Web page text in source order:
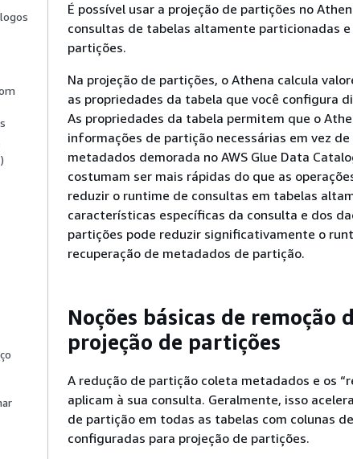
É possível usar a projeção de partições no
consultas de tabelas altamente particionadas
partições.
Na projeção de partições, o Athena calcula
as propriedades da tabela que você configura
As propriedades da tabela permitem que o
informações de partição necessárias em vez
metadados demorada no AWS Glue Data
costumam ser mais rápidas do que as
reduzir o runtime de consultas em tabelas
características específicas da consulta e dos
partições pode reduzir significativamente o
recuperação de metadados de partição.
Noções básicas de remoção
projeção de partições
A redução de partição coleta metadados e os
aplicam à sua consulta. Geralmente, isso
de partição em todas as tabelas com colunas
configuradas para projeção de partições.